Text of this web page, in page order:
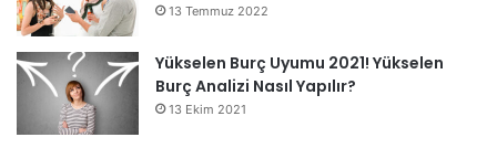
13 Temmuz 2022
Yükselen Burç Uyumu 2021! Yükselen
Burç Analizi Nasıl Yapılır?
13 Ekim 2021